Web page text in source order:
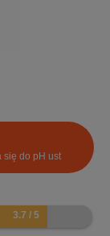
się do pH ust